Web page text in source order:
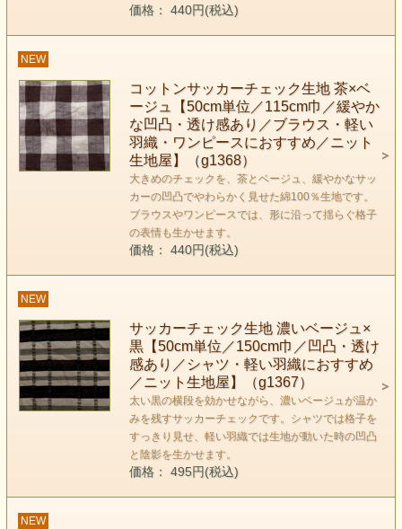
価格： 440円(税込)
NEW
コットンサッカーチェック生地 茶×ベ
ージュ【50cm単位／115cm巾／緩やか
な凹凸・透け感あり／ブラウス・軽い
羽織・ワンピースにおすすめ／ニット
生地屋】（g1368）
大きめのチェックを、茶とベージュ、緩やかなサッ
カーの凹凸でやわらかく見せた綿100％生地です。
ブラウスやワンピースでは、形に沿って揺らぐ格子
の表情も生かせます。
価格： 440円(税込)
NEW
サッカーチェック生地 濃いベージュ×
黒【50cm単位／150cm巾／凹凸・透け
感あり／シャツ・軽い羽織におすすめ
／ニット生地屋】（g1367）
太い黒の横段を効かせながら、濃いベージュが温か
みを残すサッカーチェックです。シャツでは格子を
すっきり見せ、軽い羽織では生地が動いた時の凹凸
と陰影を生かせます。
価格： 495円(税込)
NEW